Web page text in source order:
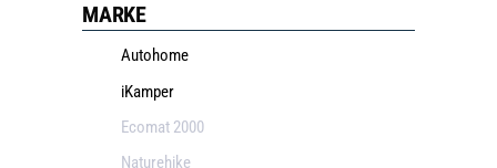
MARKE
Autohome
iKamper
Ecomat 2000
Naturehike